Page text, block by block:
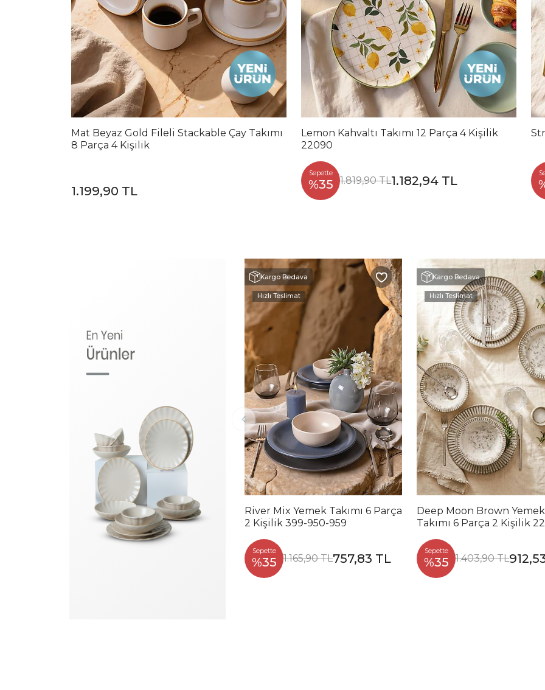
Mat Beyaz Gold Fileli Stackable Çay Takımı
8 Parça 4 Kişilik
1.199,90 TL
Lemon Kahvaltı Takımı 12 Parça 4 Kişilik
22090
Sepette
%35 1.819,90 TL1.182,94 TL
Kargo Bedava
Hızlı Teslimat
River Mix Yemek Takımı 6 Parça
2 Kişilik 399-950-959
Sepette
%35 1.165,90 TL757,83 TL
Kargo Bedava
Hızlı Teslimat
Deep Moon Brown Yemek
Takımı 6 Parça 2 Kişilik
Sepette
%35 1.403,90 TL